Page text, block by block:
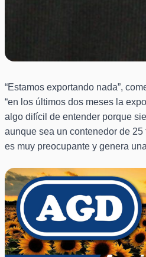
“Estamos exportando nada”,
“en los últimos dos meses la
algo difícil de entender porque
aunque sea un contenedor de
es muy preocupante y genera